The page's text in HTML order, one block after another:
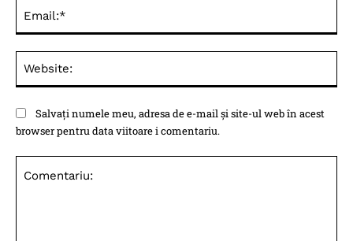
Salvați numele meu, adresa de e-mail și site-ul web în acest
browser pentru data viitoare i comentariu.